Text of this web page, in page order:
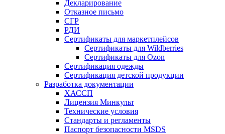
Декларирование
Отказное письмо
СГР
РДИ
Сертификаты для маркетплейсов
Сертификаты для Wildberries
Сертификаты для Ozon
Сертификация одежды
Сертификация детской продукции
Разработка документации
ХАССП
Лицензия Минкульт
Технические условия
Стандарты и регламенты
Паспорт безопасности MSDS